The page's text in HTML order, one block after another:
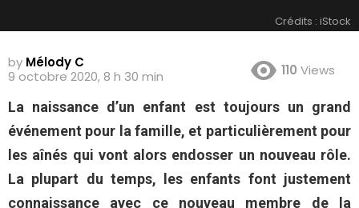
Crédits : iStock
by Mélody C
9 octobre 2020, 8 h 30 min
110 Views
La naissance d’un enfant est toujours un grand
événement pour la famille, et particulièrement pour
les aînés qui vont alors endosser un nouveau rôle.
La plupart du temps, les enfants font justement
connaissance avec ce nouveau membre de la